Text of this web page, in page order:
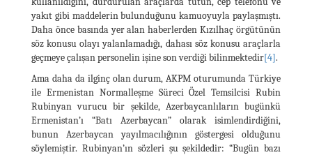
yakıt gibi maddelerin bulunduğunu kamuoyuyla paylaşmıştı.
Daha önce basında yer alan haberlerden Kızılhaç örgütünün
söz konusu olayı yalanlamadığı, dahası söz konusu araçlarla
geçmeye çalışan personelin işine son verdiği bilinmektedir[4].
Ama daha da ilginç olan durum, AKPM oturumunda Türkiye
ile Ermenistan Normalleşme Süreci Özel Temsilcisi Rubin
Rubinyan vurucu bir şekilde, Azerbaycanlıların bugünkü
Ermenistan’ı “Batı Azerbaycan” olarak isimlendirdiğini,
bunun Azerbaycan yayılmacılığının göstergesi olduğunu
söylemiştir. Rubinyan’ın sözleri şu şekildedir: “Bugün bazı